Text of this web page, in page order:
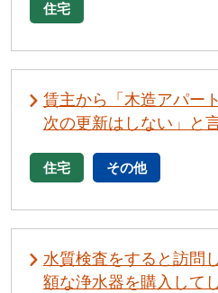
住宅
賃主から「木造アパー
次の更新はしない」と
住宅 その他
水質検査をすると訪問
額な浄水器を購入して